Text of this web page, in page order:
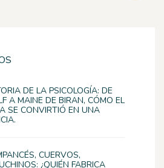
DE LA PSICOLOGÍA: DE
A MAINE DE BIRAN, CÓMO EL
SE CONVIRTIÓ EN UNA
CUERVOS,
¿QUIÉN FABRICA